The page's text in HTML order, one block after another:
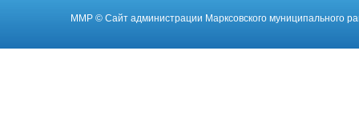
ММР © Cайт администрации Марксовского муниципального